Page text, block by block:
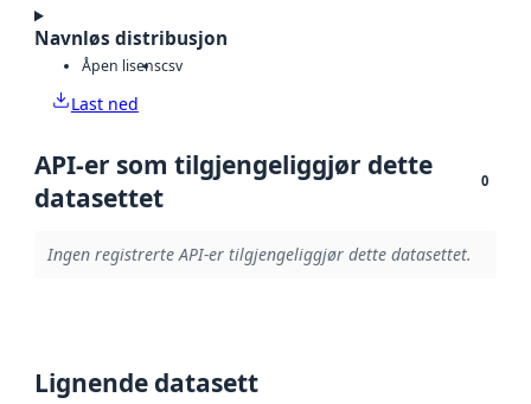
Navnløs distribusjon
Åpen lisenscsv
Last ned
API-er som tilgjengeliggjør dette
datasettet
0
Ingen registrerte API-er tilgjengeliggjør dette datasettet.
Lignende datasett